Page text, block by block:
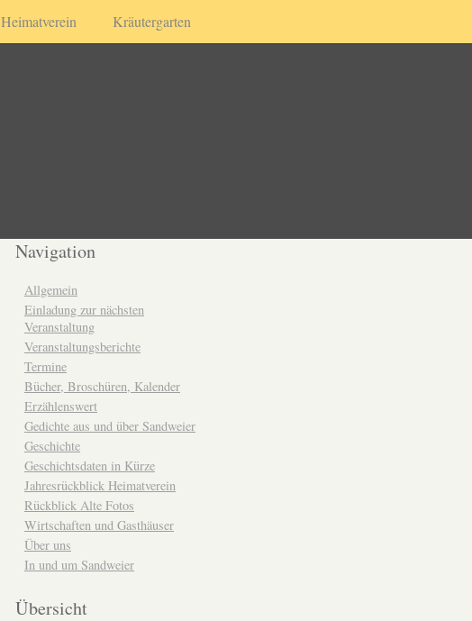
Heimatverein Kräutergarten
Navigation
Allgemein
Einladung zur nächsten
Veranstaltung
Veranstaltungsberichte
Termine
Bücher, Broschüren, Kalender
Erzählenswert
Gedichte aus und über Sandweier
Geschichte
Geschichtsdaten in Kürze
Jahresrückblick Heimatverein
Rückblick Alte Fotos
Wirtschaften und Gasthäuser
Über uns
In und um Sandweier
Übersicht